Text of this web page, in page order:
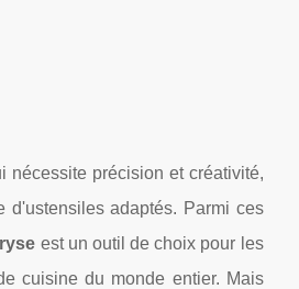
nécessite précision et créativité,
d'ustensiles adaptés. Parmi ces
est un outil de choix pour les
cuisine du monde entier. Mais